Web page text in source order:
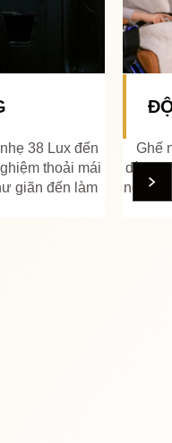
điều chỉnh dễ
ngồi thẳng đến
hành khách